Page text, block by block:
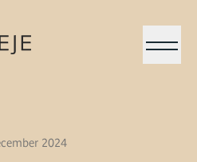
Menu
2024